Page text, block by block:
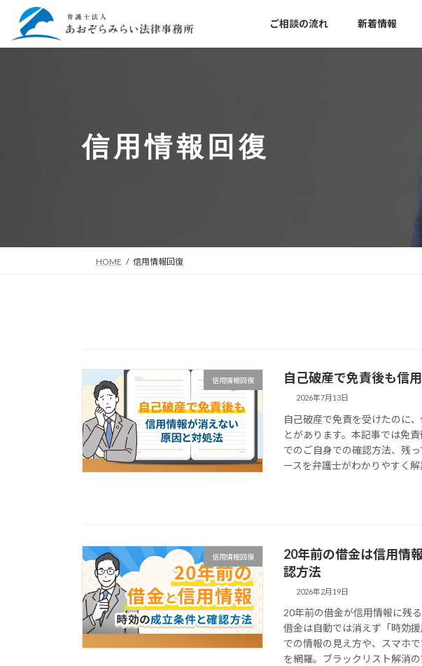
ご相談の流れ 新着情報
信用情報回復
HOME 信用情報回復
信用情報回復 自己破産で免責後も信
2026年7月13日
自己破産で免責を受けたのに
とがあります。本記事では免
でのご自身での確認方法、残
ースを弁護士がわかりやすく解
信用情報回復
20年前の借金は信用情
認方法
2026年2月19日
20年前の借金が信用情報に残
借金は自動では消えず「時効
での情報の見え方や、スマホ
を網羅。ブラックリスト解消の